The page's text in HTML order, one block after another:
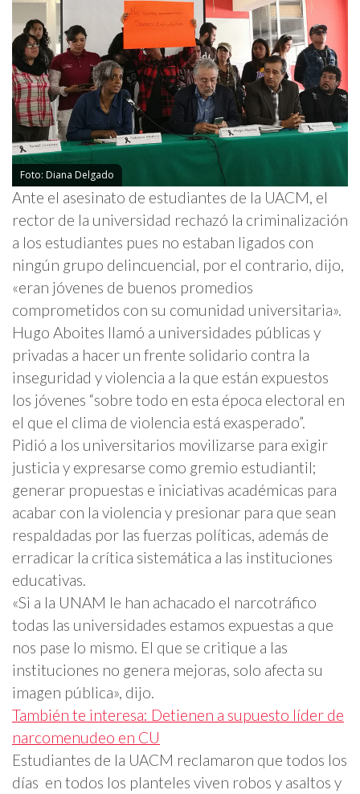
Foto: Diana Delgado
Ante el asesinato de estudiantes de la UACM, el
rector de la universidad rechazó la criminalización
a los estudiantes pues no estaban ligados con
ningún grupo delincuencial, por el contrario, dijo,
«eran jóvenes de buenos promedios
comprometidos con su comunidad universitaria».
Hugo Aboites llamó a universidades públicas y
privadas a hacer un frente solidario contra la
inseguridad y violencia a la que están expuestos
los jóvenes “sobre todo en esta época electoral en
el que el clima de violencia está exasperado”.
Pidió a los universitarios movilizarse para exigir
justicia y expresarse como gremio estudiantil;
generar propuestas e iniciativas académicas para
acabar con la violencia y presionar para que sean
respaldadas por las fuerzas políticas, además de
erradicar la crítica sistemática a las instituciones
educativas.
«Si a la UNAM le han achacado el narcotráfico
todas las universidades estamos expuestas a que
nos pase lo mismo. El que se critique a las
instituciones no genera mejoras, solo afecta su
imagen pública», dijo.
También te interesa: Detienen a supuesto líder de
narcomenudeo en CU
Estudiantes de la UACM reclamaron que todos los
días en todos los planteles viven robos y asaltos y